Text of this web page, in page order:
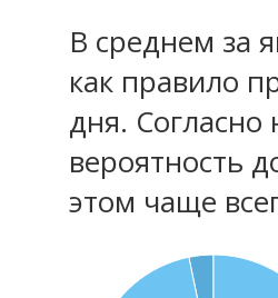
В среднем за
как правило
дня.
вероятность
этом чаще